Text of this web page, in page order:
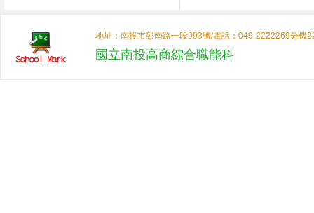
地址：南投市彰南路一段993號/電話：049-2222269分機
國立南投高商綜合職能科